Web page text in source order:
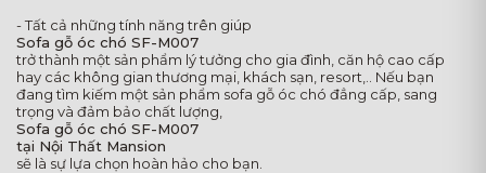
- Tất cả những tính năng trên giúp
Sofa gỗ óc chó SF-M007
trở thành một sản phẩm lý tưởng cho gia đình, căn hộ cao cấp
hay các không gian thương mại, khách sạn, resort,.. Nếu bạn
đang tìm kiếm một sản phẩm sofa gỗ óc chó đẳng cấp, sang
trọng và đảm bảo chất lượng,
Sofa gỗ óc chó SF-M007
tại Nội Thất Mansion
sẽ là sự lựa chọn hoàn hảo cho bạn.